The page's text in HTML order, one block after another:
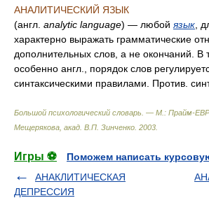
АНАЛИТИЧЕСКИЙ ЯЗЫК
(англ. analytic language) — любой язык ,
характерно выражать грамматические
дополнительных слов, а не окончаний. В
особенно англ., порядок слов
синтаксическими правилами. Против.
Большой психологический словарь. — М.: Прайм-
Мещерякова, акад. В.П. Зинченко 2003
Игры ⚽
Поможем написать
АНАКЛИТИЧЕСКАЯ
ДЕПРЕССИЯ